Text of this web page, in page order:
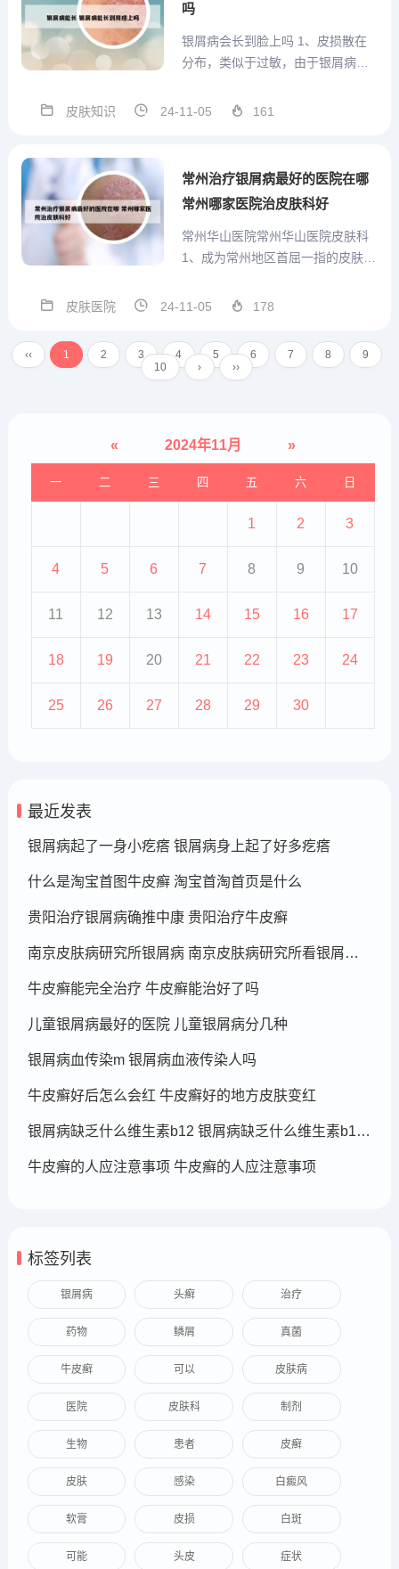
吗
银屑病会长到脸上吗 1、皮损散在
分布，类似于过敏，由于银屑病长
银屑病要更注重护理，在护理脸上
部症状，但很快就会复发，症状还
皮肤知识 24-11-05 161
常州治疗银屑病最好的医院在哪
常州哪家医院治皮肤科好
常州华山医院常州华山医院皮肤科
1、成为常州地区首屈一指的皮肤病
院皮肤科主任，从事临床皮肤病学
病如白癜风、牛皮癣、鱼鳞病、痤
疮、皮炎湿疹等有丰富经验。尤其
皮肤医院 24-11-05 178
‹‹ 1 2 3 4 5 6 7 8
9
10
› ››
« 2024年11月 »
一 二 三 四 五 六 日
1 2 3
4 5 6 7 8 9 10
11 12 13 14 15 16 17
18 19 20 21 22 23 24
25 26 27 28 29 30
最近发表
银屑病起了一身小疙瘩 银屑病身上起了好多疙瘩
什么是淘宝首图牛皮癣 淘宝首淘首页是什么
贵阳治疗银屑病确推中康 贵阳治疗牛皮癣
南京皮肤病研究所银屑病 南京皮肤病研究所看银屑病哪个医生厉害
牛皮癣能完全治疗 牛皮癣能治好了吗
儿童银屑病最好的医院 儿童银屑病分几种
银屑病血传染m 银屑病血液传染人吗
牛皮癣好后怎么会红 牛皮癣好的地方皮肤变红
银屑病缺乏什么维生素b12 银屑病缺乏什么维生素b12可以补充
牛皮癣的人应注意事项 牛皮癣的人应注意事项
标签列表
银屑病 头癣 治疗
药物 鳞屑 真菌
牛皮癣 可以 皮肤病
医院 皮肤科 制剂
生物 患者 皮癣
皮肤 感染 白癜风
软膏 皮损 白斑
可能 头皮 症状